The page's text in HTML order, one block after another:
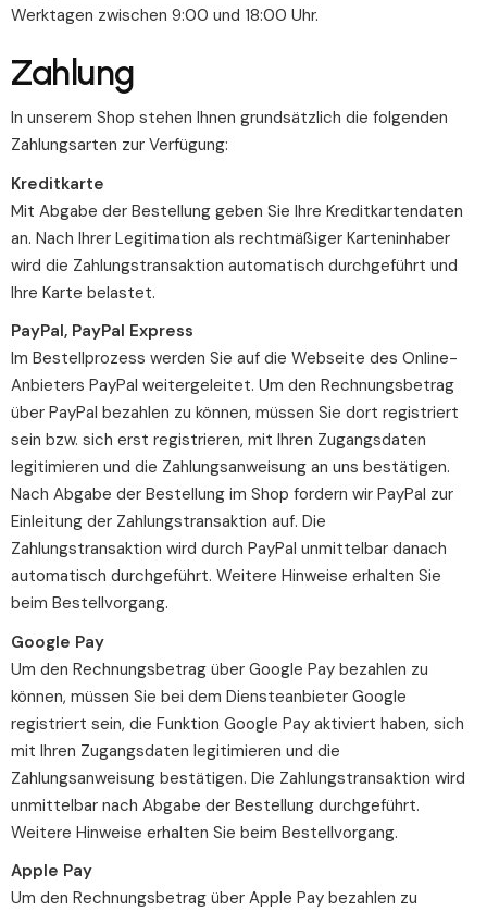
Werktagen zwischen 9:00 und 18:00 Uhr.
Zahlung
In unserem Shop stehen Ihnen grundsätzlich die folgenden
Zahlungsarten zur Verfügung:
Kreditkarte
Mit Abgabe der Bestellung geben Sie Ihre Kreditkartendaten
an. Nach Ihrer Legitimation als rechtmäßiger Karteninhaber
wird die Zahlungstransaktion automatisch durchgeführt und
Ihre Karte belastet.
PayPal, PayPal Express
Im Bestellprozess werden Sie auf die Webseite des Online-
Anbieters PayPal weitergeleitet. Um den Rechnungsbetrag
über PayPal bezahlen zu können, müssen Sie dort registriert
sein bzw. sich erst registrieren, mit Ihren Zugangsdaten
legitimieren und die Zahlungsanweisung an uns bestätigen.
Nach Abgabe der Bestellung im Shop fordern wir PayPal zur
Einleitung der Zahlungstransaktion auf. Die
Zahlungstransaktion wird durch PayPal unmittelbar danach
automatisch durchgeführt. Weitere Hinweise erhalten Sie
beim Bestellvorgang.
Google Pay
Um den Rechnungsbetrag über Google Pay bezahlen zu
können, müssen Sie bei dem Diensteanbieter Google
registriert sein, die Funktion Google Pay aktiviert haben, sich
mit Ihren Zugangsdaten legitimieren und die
Zahlungsanweisung bestätigen. Die Zahlungstransaktion wird
unmittelbar nach Abgabe der Bestellung durchgeführt.
Weitere Hinweise erhalten Sie beim Bestellvorgang.
Apple Pay
Um den Rechnungsbetrag über Apple Pay bezahlen zu